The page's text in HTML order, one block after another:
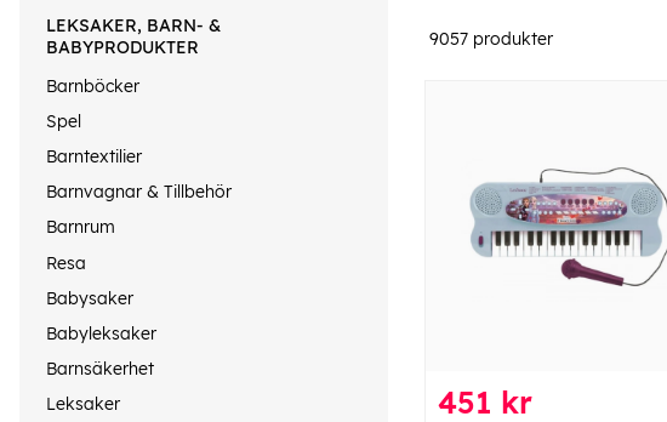
LEKSAKER, BARN- &
BABYPRODUKTER
Barnböcker
Spel
Barntextilier
Barnvagnar & Tillbehör
Barnrum
Resa
Babysaker
Babyleksaker
Barnsäkerhet
Leksaker
9057 produkter
451 kr